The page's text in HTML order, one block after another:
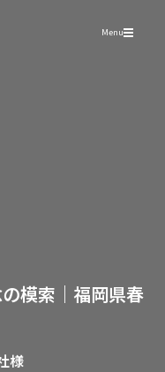
Menu
模索｜福岡県春
様